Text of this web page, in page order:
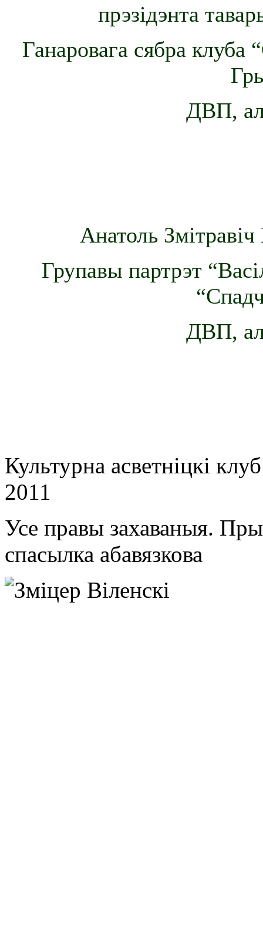
прэзідэнта
Ганаровага сябра клуба
ДВП,
Анатоль
Групавы партрэт
ДВП,
Культурна асветнiцкi
2011
Усе правы захаваныя.
спасылка абавязкова